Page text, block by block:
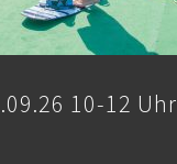
10-12 Uhr